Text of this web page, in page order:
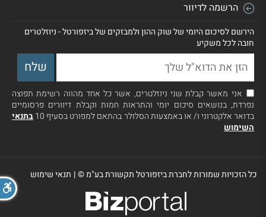
הרשמה לדיוור
הירשם לסיכום היומי של שוק ההון ולמבזקים של ביזפורטל - ניוזלטרים
חובה לכל משקיע
אני מאשר קבלת שני ניוזלטרים, אשר כל אחד מהווה רשימת תפוצה
נפרדת, בנושאים סיכום יומי והתראות חמות וקבלת דיוורים פרסומיים
בדואר אלקטרוני ו/ או באמצעות הסלולר בהתאם למפורט בסעיף 10
בתנאי
השימוש
כל הזכויות שמורות לחברת ביזפורטל תקשורת בע"מ ©| תנאי שימוש